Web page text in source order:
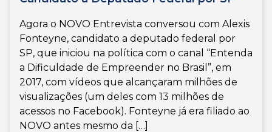
Agora o NOVO Entrevista conversou com Alexis
Fonteyne, candidato a deputado federal por
SP, que iniciou na política com o canal “Entenda
a Dificuldade de Empreender no Brasil”, em
2017, com vídeos que alcançaram milhões de
visualizações (um deles com 13 milhões de
acessos no Facebook). Fonteyne já era filiado ao
NOVO antes mesmo da […]